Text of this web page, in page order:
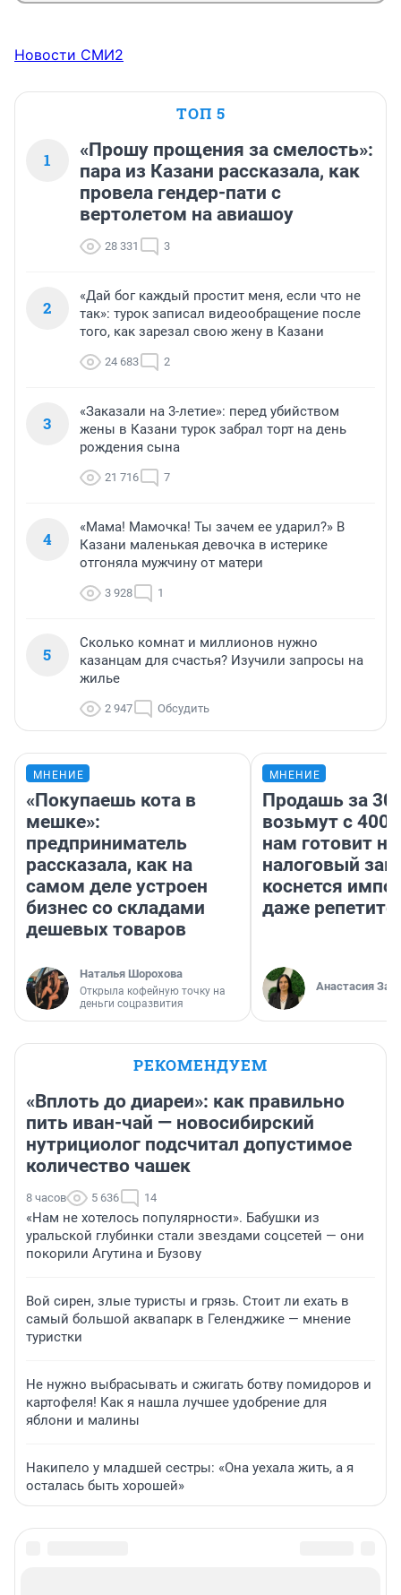
Новости СМИ2
ТОП 5
1
«Прошу прощения за смелость»:
пара из Казани рассказала, как
провела гендер-пати с
вертолетом на авиашоу
28 331 3
2
«Дай бог каждый простит меня, если что не
так»: турок записал видеообращение после
того, как зарезал свою жену в Казани
24 683 2
3
«Заказали на 3-летие»: перед убийством
жены в Казани турок забрал торт на день
рождения сына
21 716 7
4
«Мама! Мамочка! Ты зачем ее ударил?» В
Казани маленькая девочка в истерике
отгоняла мужчину от матери
3 928 1
5
Сколько комнат и миллионов нужно
казанцам для счастья? Изучили запросы на
жилье
2 947 Обсудить
МНЕНИЕ
«Покупаешь кота в
мешке»:
предприниматель
рассказала, как на
самом деле устроен
бизнес со складами
дешевых товаров
Наталья Шорохова
Открыла кофейную точку на
деньги соцразвития
МНЕНИЕ
Продашь за
возьмут с
нам готовит
налоговый
коснется
даже
Анастасия
РЕКОМЕНДУЕМ
«Вплоть до диареи»: как правильно
пить иван-чай — новосибирский
нутрициолог подсчитал допустимое
количество чашек
8 часов 5 636 14
«Нам не хотелось популярности». Бабушки из
уральской глубинки стали звездами соцсетей — они
покорили Агутина и Бузову
Вой сирен, злые туристы и грязь. Стоит ли ехать в
самый большой аквапарк в Геленджике — мнение
туристки
Не нужно выбрасывать и сжигать ботву помидоров и
картофеля! Как я нашла лучшее удобрение для
яблони и малины
Накипело у младшей сестры: «Она уехала жить, а я
осталась быть хорошей»